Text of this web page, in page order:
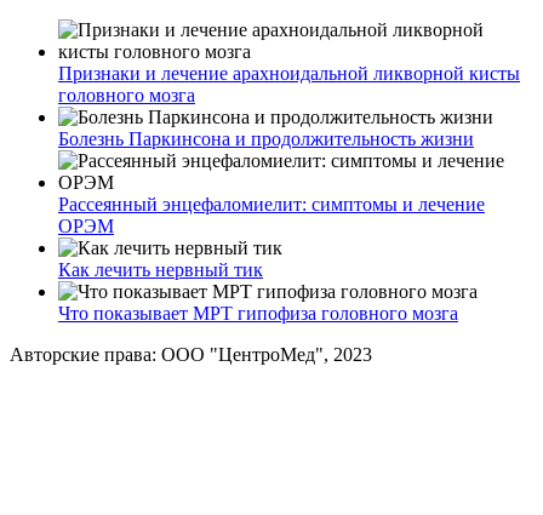
Признаки и лечение арахноидальной ликворной кисты
головного мозга
Болезнь Паркинсона и продолжительность жизни
Рассеянный энцефаломиелит: симптомы и лечение
ОРЭМ
Как лечить нервный тик
Что показывает МРТ гипофиза головного мозга
Авторские права: ООО "ЦентроМед", 2023